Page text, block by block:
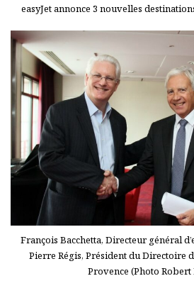
easyJet annonce 3 nouvelles
François Bacchetta, Directeur général
Pierre Régis, Président du Directoire
Provence (Photo